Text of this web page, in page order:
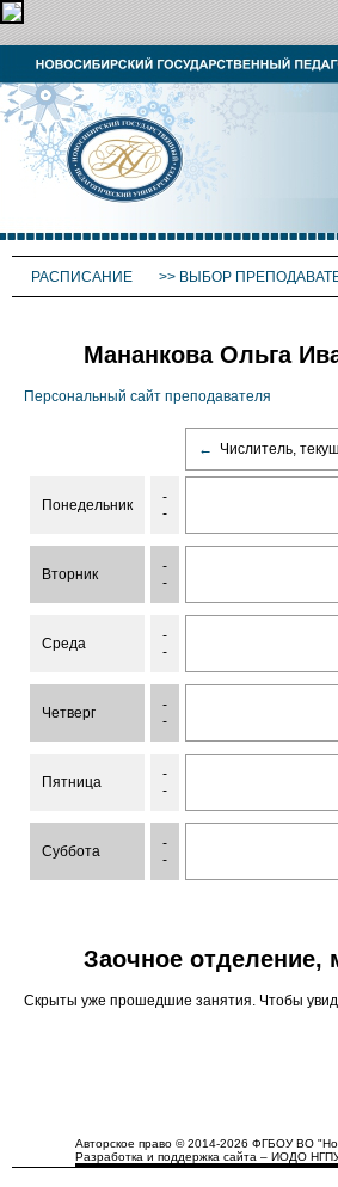
РАСПИСАНИЕ >> ВЫБОР
Мананкова Ольга
Персональный сайт преподавателя
← Числитель,
Понедельник
-
-
Вторник
-
-
Среда
-
-
Четверг
-
-
Пятница
-
-
Суббота
-
-
Заочное отделение,
Скрыты уже прошедшие занятия. Чтобы
Авторское право © 2014-2026 ФГБОУ ВО
Разработка и поддержка сайта – ИОДО